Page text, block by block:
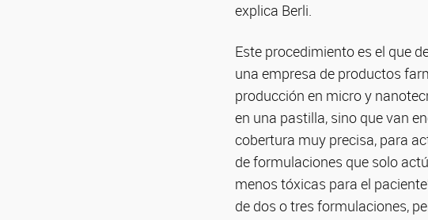
explica Berli.
Este procedimiento es el que
una empresa de productos
producción en micro y
en una pastilla, sino que van
cobertura muy precisa, para
de formulaciones que solo
menos tóxicas para el
de dos o tres formulaciones,